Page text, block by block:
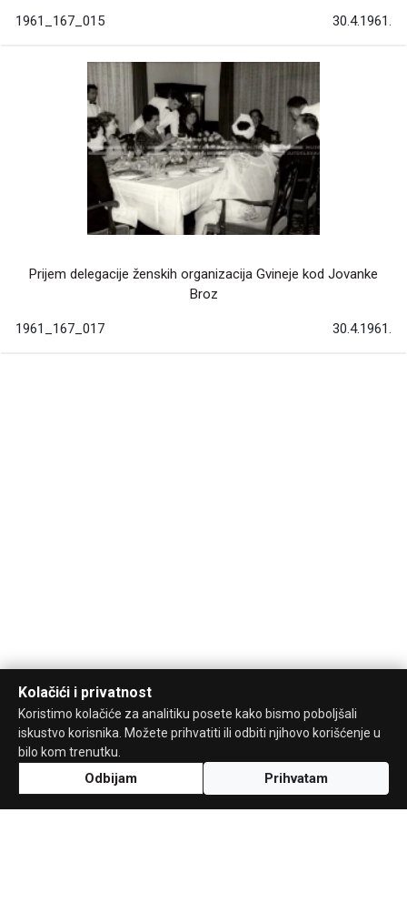
1961_167_015 30.4.1961.
Prijem delegacije ženskih organizacija Gvineje kod Jovanke
Broz
1961_167_017 30.4.1961.
Kolačići i privatnost
Koristimo kolačiće za analitiku posete kako bismo poboljšali
iskustvo korisnika. Možete prihvatiti ili odbiti njihovo korišćenje u
bilo kom trenutku.
Odbijam Prihvatam